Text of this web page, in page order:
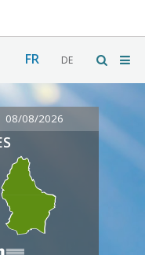
FR DE
08/08/2026